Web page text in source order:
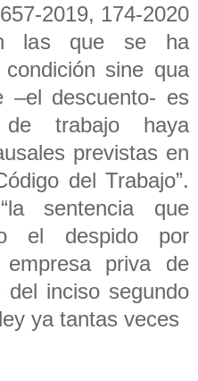
2019, 174-2020
las que se ha
sine qua
–el descuento- es
trabajo haya
previstas en
del Trabajo”.
sentencia que
el despido por
priva de
inciso segundo
ya tantas veces